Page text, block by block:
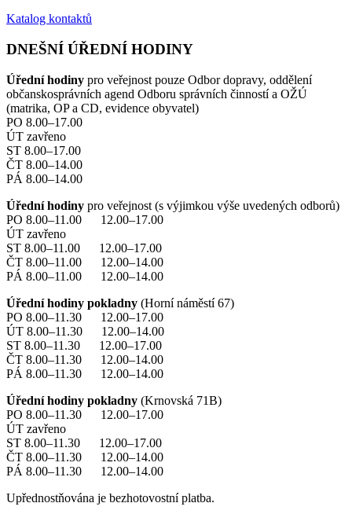
Katalog kontaktů
DNEŠNÍ ÚŘEDNÍ HODINY
Úřední hodiny pro veřejnost pouze Odbor dopravy, oddělení
občanskosprávních agend Odboru správních činností a OŽÚ
(matrika, OP a CD, evidence obyvatel)
PO 8.00–17.00
ÚT zavřeno
ST 8.00–17.00
ČT 8.00–14.00
PÁ 8.00–14.00
Úřední hodiny pro veřejnost (s výjimkou výše uvedených odborů)
PO 8.00–11.00 12.00–17.00
ÚT zavřeno
ST 8.00–11.00 12.00–17.00
ČT 8.00–11.00 12.00–14.00
PÁ 8.00–11.00 12.00–14.00
Úřední hodiny pokladny (Horní náměstí 67)
PO 8.00–11.30 12.00–17.00
ÚT 8.00–11.30 12.00–14.00
ST 8.00–11.30 12.00–17.00
ČT 8.00–11.30 12.00–14.00
PÁ 8.00–11.30 12.00–14.00
Úřední hodiny pokladny (Krnovská 71B)
PO 8.00–11.30 12.00–17.00
ÚT zavřeno
ST 8.00–11.30 12.00–17.00
ČT 8.00–11.30 12.00–14.00
PÁ 8.00–11.30 12.00–14.00
Upřednostňována je bezhotovostní platba.